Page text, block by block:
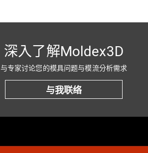
深入了解Moldex3D
与专家讨论您的模具问题与模流分析需求
与我联络